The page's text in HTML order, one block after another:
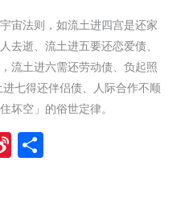
宙法则，如流土进四宫是还家
去逝、流土进五要还恋爱债、
流土进六需还劳动债、负起照
七得还伴侣债、人际合作不顺
坏空」的俗世定律。
Sina